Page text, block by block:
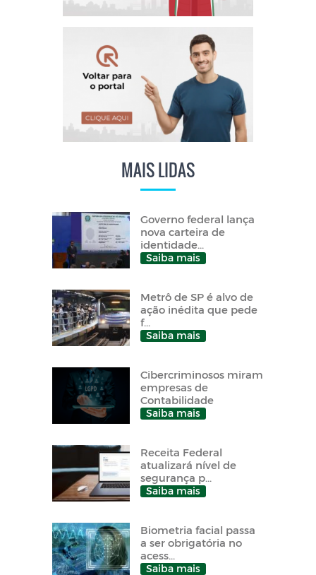
MAIS LIDAS
Governo federal lança
nova carteira de
identidade...
Saiba mais
Metrô de SP é alvo de
ação inédita que pede
f...
Saiba mais
Cibercriminosos miram
empresas de
Contabilidade
Saiba mais
Receita Federal
atualizará nível de
segurança p...
Saiba mais
Biometria facial passa
a ser obrigatória no
acess...
Saiba mais